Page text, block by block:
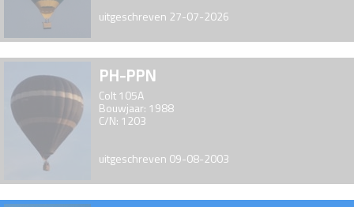
uitgeschreven 27-07-2026
PH-PPN
Colt 105A
Bouwjaar: 1988
C/N: 1203
uitgeschreven 09-08-2003